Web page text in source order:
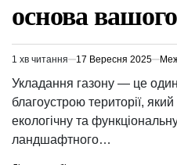
основа
Орієнтовний
час
читання
1 хв читання 17 Вересня 2025
Укладання газону — це один
благоустрою території,
екологічну та
ландшафтного…